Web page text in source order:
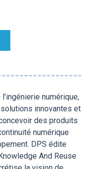
numérique,
innovantes et
des produits
numérique
DPS édite
And Reuse